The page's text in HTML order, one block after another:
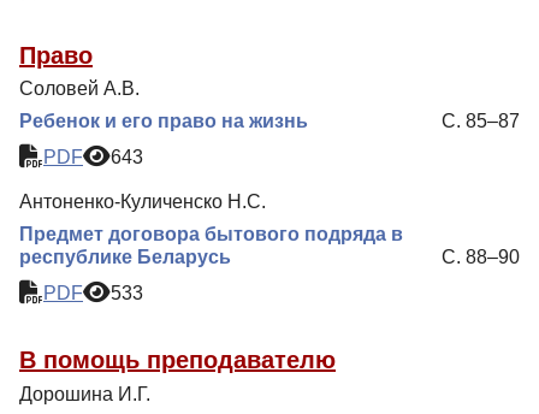
Право
Соловей А.В.
Ребенок и его право на жизнь
С. 85–87
PDF
643
Антоненко-Куличенско Н.С.
Предмет договора бытового подряда в
республике Беларусь
С. 88–90
PDF
533
В помощь преподавателю
Дорошина И.Г.